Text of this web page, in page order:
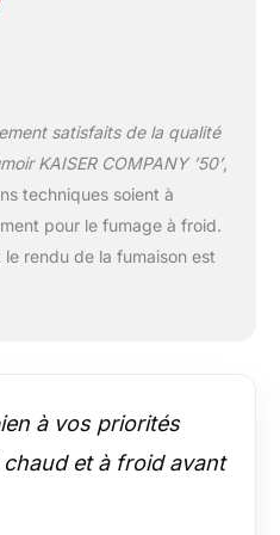
qualité. L'acier
une longue durée de
vie et un entretien
facile. Et puisque
nous fabriquons
résultats
gastronomiques
excellents
satisfaits de la qualité
KAISER COMPANY ’50’,
techniques soient à
pour le fumage à froid.
le rendu de la fumaison est
à vos priorités
et à froid avant